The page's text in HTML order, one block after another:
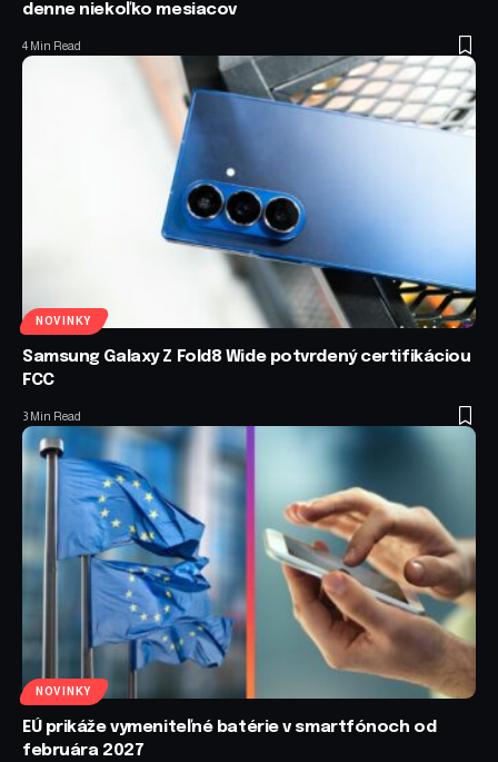
denne niekoľko mesiacov
4 Min Read
NOVINKY
Samsung Galaxy Z Fold8 Wide potvrdený certifikáciou
FCC
3 Min Read
NOVINKY
EÚ prikáže vymeniteľné batérie v smartfónoch od
februára 2027